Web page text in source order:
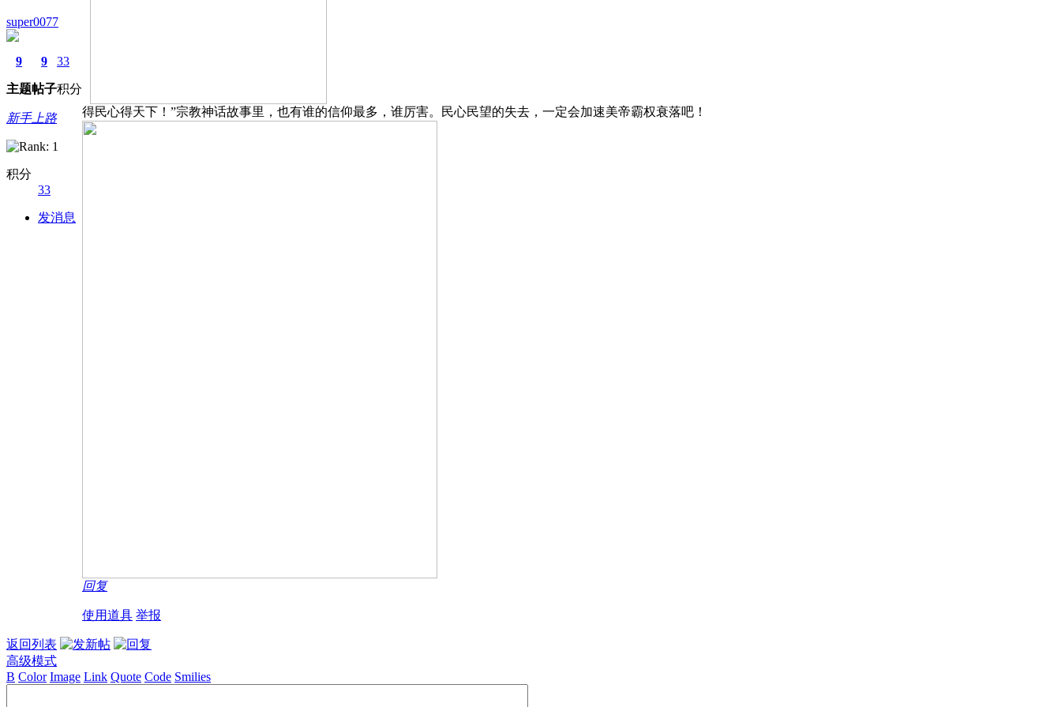
super0077
9
主题
9
帖子
33
积分
新手上路
积分
33
发消息
得民心得天下！”宗教神话故事里，也有谁的信仰最多，谁厉害。民心民望的失去，一定会加速美帝霸权衰落吧！
回复
使用道具 举报
返回列表
高级模式
B Color Image Link Quote Code Smilies